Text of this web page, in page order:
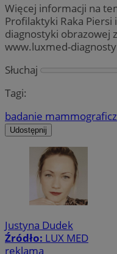
Więcej informacji na
Profilaktyki Raka Piersi
diagnostyki obrazowej
www.luxmed-
Słuchaj
Tagi:
badanie
Udostępnij
Justyna Dudek
Źródło: LUX MED
reklama